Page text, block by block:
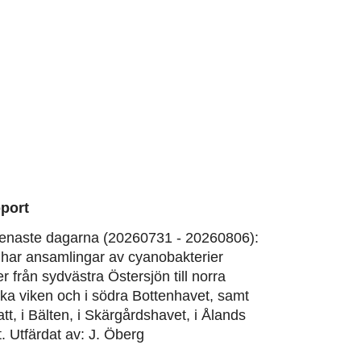
dagarna (20260731 - 20260806):
ansamlingar av cyanobakterier
från sydvästra Östersjön till norra
viken och i södra Bottenhavet, samt
i Bälten, i Skärgårdshavet, i Ålands
Utfärdat av: J. Öberg